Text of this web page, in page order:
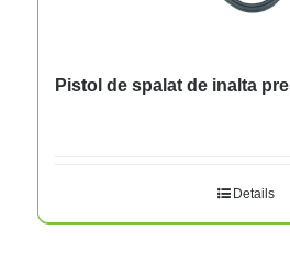
Pistol de spalat de inalta
Details